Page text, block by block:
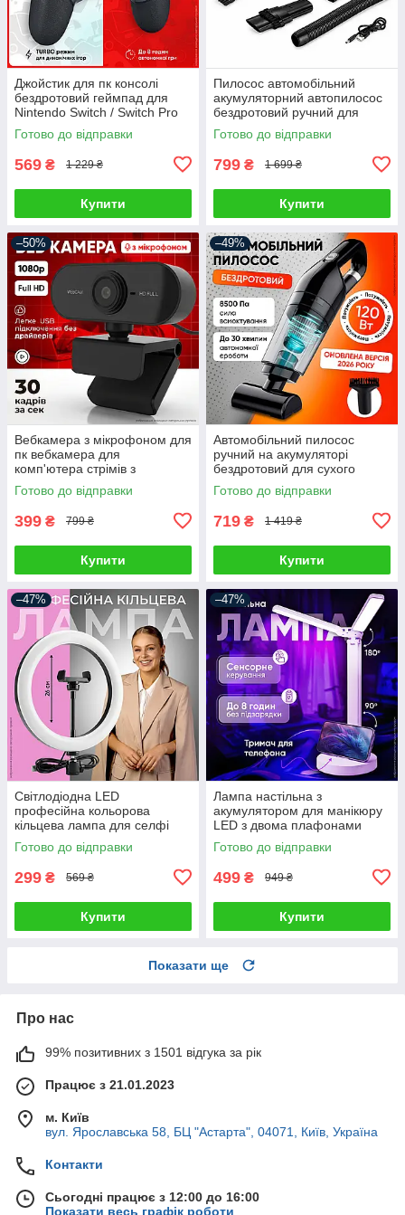
Джойстик для пк консолі
бездротовий геймпад для
Nintendo Switch / Switch Pro
Android Windows PC
контролер ігровий джойстік
Готово до відправки
569 ₴ 1 229 ₴
Купити
Пилосос автомобільний
акумуляторний автопилосос
бездротовий ручний для
сухого та вологого
прибирання міні
Готово до відправки
799 ₴ 1 699 ₴
Купити
–50%
Вебкамера з мікрофоном для
пк вебкамера для
комп'ютера стрімів з
автофокусом вебка full hd
1920 x 1080
Готово до відправки
399 ₴ 799 ₴
Купити
–49%
Автомобільний пилосос
ручний на акумуляторі
бездротовий для сухого
прибирання автопилосос для
салону автомобіля з
Готово до відправки
719 ₴ 1 419 ₴
Купити
–47%
Світлодіодна LED
професійна кольорова
кільцева лампа для селфі
блогерів предметної зйомки
26 см для фото і відео
Готово до відправки
299 ₴ 569 ₴
Купити
–47%
Лампа настільна з
акумулятором для манікюру
LED з двома плафонами
підставкою для телефону
сенсорним керуванням 3
Готово до відправки
499 ₴ 949 ₴
Купити
Показати ще
Про нас
99% позитивних з 1501 відгука за рік
Працює з 21.01.2023
м. Київ
вул. Ярославська 58, БЦ "Астарта", 04071, Київ, Україна
Контакти
Сьогодні працює з 12:00 до 16:00
Показати весь графік роботи